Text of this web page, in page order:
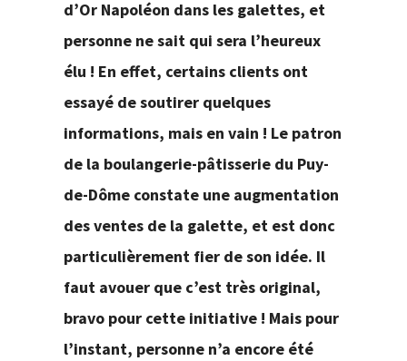
d’Or Napoléon dans les galettes, et
personne ne sait qui sera l’heureux
élu ! En effet, certains clients ont
essayé de soutirer quelques
informations, mais en vain ! Le patron
de la boulangerie-pâtisserie du Puy-
de-Dôme constate une augmentation
des ventes de la galette, et est donc
particulièrement fier de son idée. Il
faut avouer que c’est très original,
bravo pour cette initiative ! Mais pour
l’instant, personne n’a encore été